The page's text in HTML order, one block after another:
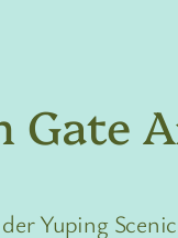
Gate
Yuping